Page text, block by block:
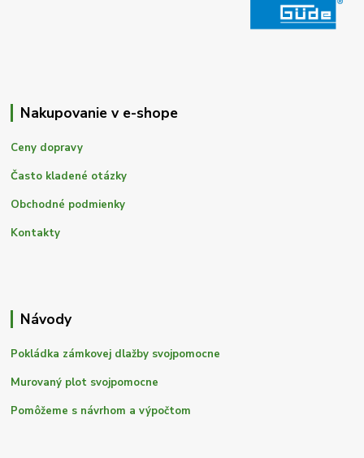
Nakupovanie v e-shope
Ceny dopravy
Často kladené otázky
Obchodné podmienky
Kontakty
Návody
Pokládka zámkovej dlažby svojpomocne
Murovaný plot svojpomocne
Pomôžeme s návrhom a výpočtom